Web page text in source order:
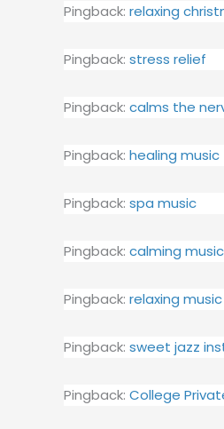
Pingback: relaxing
Pingback: stress relief
Pingback: calms the
Pingback: healing music
Pingback: spa music
Pingback: calming music
Pingback: relaxing music
Pingback: sweet jazz
Pingback: College